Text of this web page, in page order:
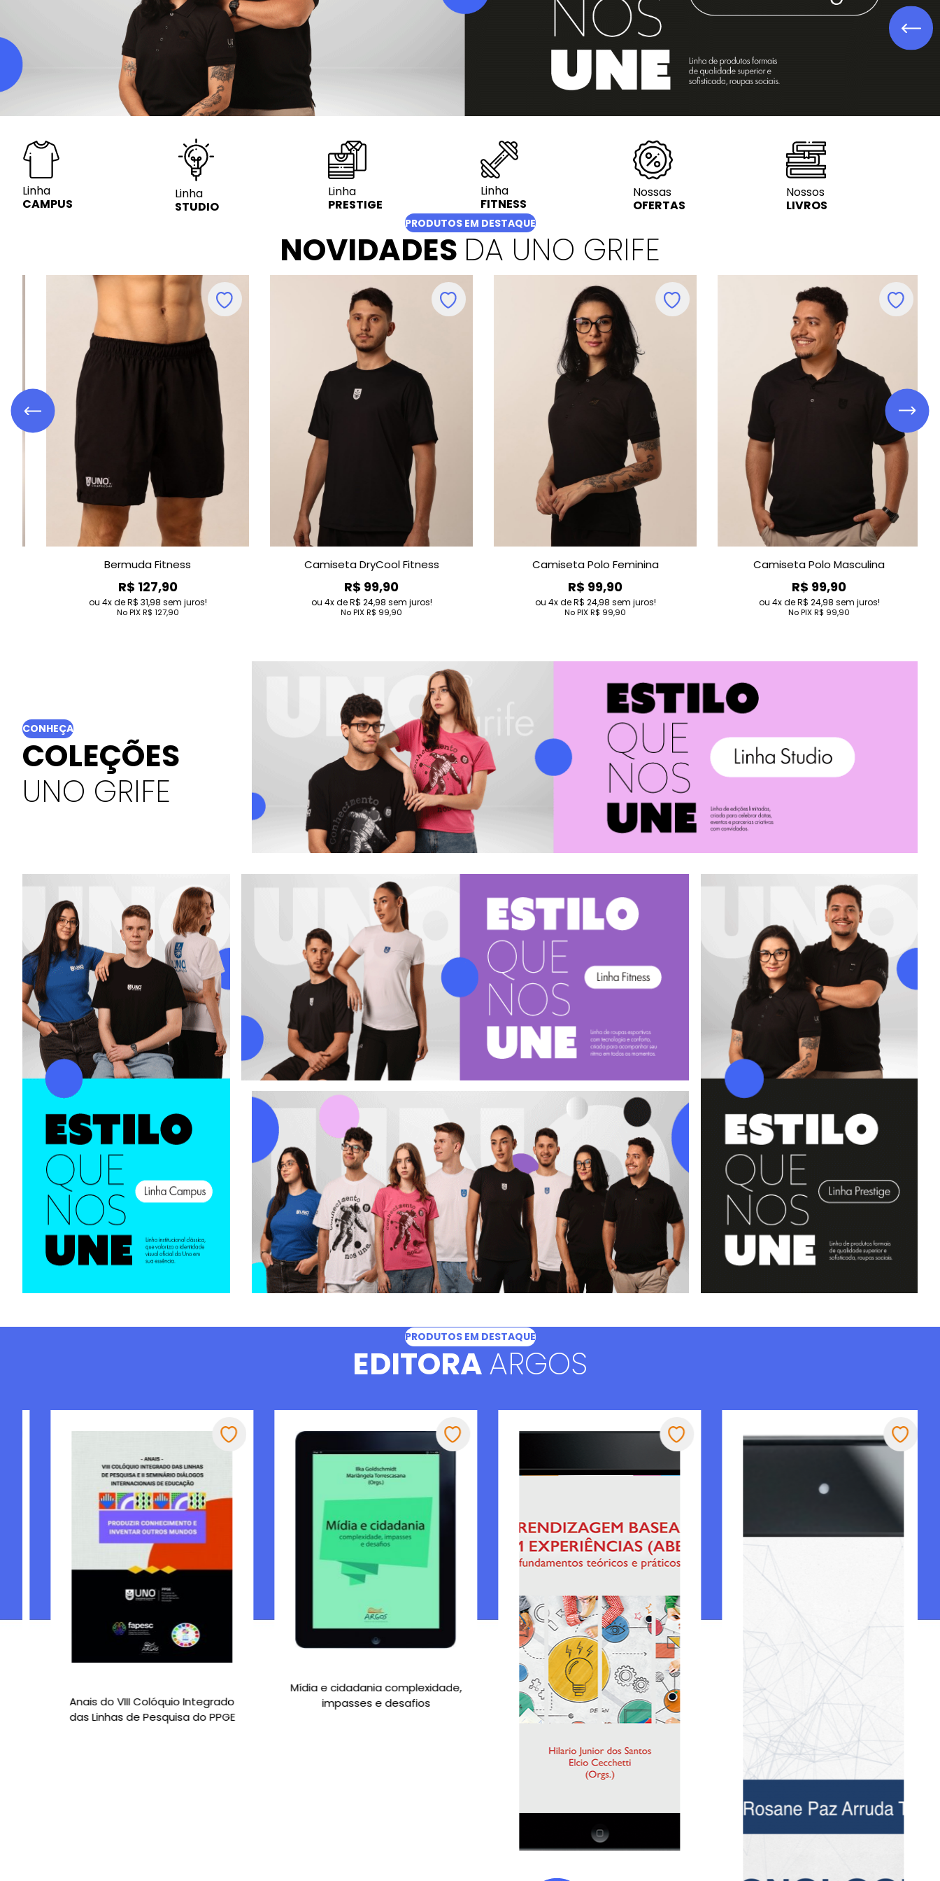
Lit. Infanto-
Linha
CAMPUS
Linha
STUDIO
Linha
PRESTIGE
Linha
FITNESS
Nossas
OFERTAS
Nossos
LIVROS
PRODUTOS EM DESTAQUE
NOVIDADES DA UNO GRIFE
Camiseta Polo Feminina
R$ 99,90
deR$ 24,98sem juros!
No PIXR$ 99,90
Camiseta Polo Masculina
R$ 99,90
deR$ 24,98sem juros!
No PIXR$ 99,90
Legging Fitness
R$ 149,90
deR$ 37,48sem juros!
No PIXR$ 149,90
Babylook Space
R$ 109,90
deR$ 27,48sem juros!
No PIXR$ 109,90
CONHEÇA
COLEÇÕES
UNO GRIFE
PRODUTOS EM DESTAQUE
EDITORAARGOS
Os Filósofos e a educação - Ebook
R$ 26,00
4 deR$ 6,50sem juros!
Autismo, docência e práticas
pedagógicas: alinhavando
conceitos pelo olhar da Teoria
Histórico-Cultural